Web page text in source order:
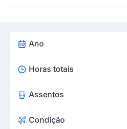
Ano
Horas totais
Assentos
Condição